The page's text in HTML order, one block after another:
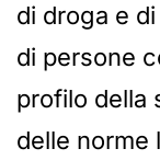
di droga e
di persone
profilo della
delle norme